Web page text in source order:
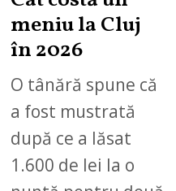
meniu la Cluj
în 2026
O tânără spune că
a fost mustrată
după ce a lăsat
1.600 de lei la o